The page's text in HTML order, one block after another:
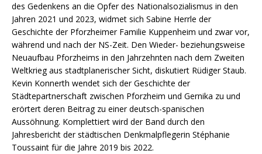
des Gedenkens an die Opfer des Nationalsozialismus in den
Jahren 2021 und 2023, widmet sich Sabine Herrle der
Geschichte der Pforzheimer Familie Kuppenheim und zwar vor,
während und nach der NS-Zeit. Den Wieder- beziehungsweise
Neuaufbau Pforzheims in den Jahrzehnten nach dem Zweiten
Weltkrieg aus stadtplanerischer Sicht, diskutiert Rüdiger Staub.
Kevin Konnerth wendet sich der Geschichte der
Städtepartnerschaft zwischen Pforzheim und Gernika zu und
erörtert deren Beitrag zu einer deutsch-spanischen
Aussöhnung. Komplettiert wird der Band durch den
Jahresbericht der städtischen Denkmalpflegerin Stéphanie
Toussaint für die Jahre 2019 bis 2022.